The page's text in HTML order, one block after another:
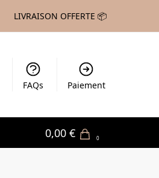
LIVRAISON OFFERTE 📦
FAQs Paiement
0,00 € 0